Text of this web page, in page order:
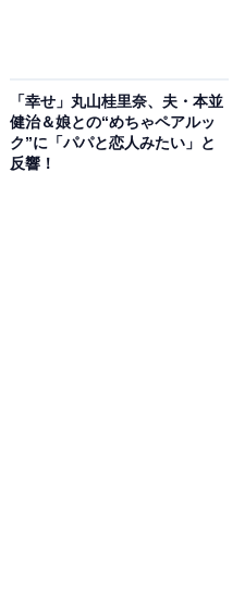
「幸せ」丸山桂里奈、夫・本並
健治＆娘との“めちゃペアルッ
ク”に「パパと恋人みたい」と
反響！